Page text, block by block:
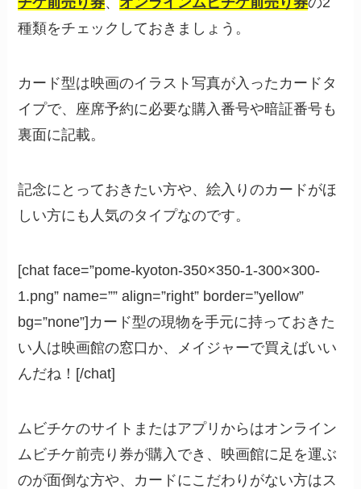
種類をチェックしておきましょう。
カード型は映画のイラスト写真が入ったカードタ
イプで、座席予約に必要な購入番号や暗証番号も
裏面に記載。
記念にとっておきたい方や、絵入りのカードがほ
しい方にも人気のタイプなのです。
[chat face=”pome-kyoton-350×350-1-300×300-
1.png” name=”” align=”right” border=”yellow”
bg=”none”]カード型の現物を手元に持っておきた
い人は映画館の窓口か、メイジャーで買えばいい
んだね！[/chat]
ムビチケのサイトまたはアプリからはオンライン
ムビチケ前売り券が購入でき、映画館に足を運ぶ
のが面倒な方や、カードにこだわりがない方はス